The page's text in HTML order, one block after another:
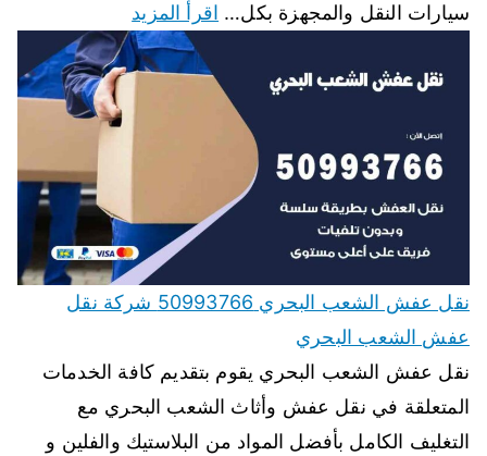
سيارات النقل والمجهزة بكل… اقرأ المزيد
نقل عفش الشعب البحري 50993766 شركة نقل
عفش الشعب البحري
نقل عفش الشعب البحري يقوم بتقديم كافة الخدمات
المتعلقة في نقل عفش وأثاث الشعب البحري مع
التغليف الكامل بأفضل المواد من البلاستيك والفلين و